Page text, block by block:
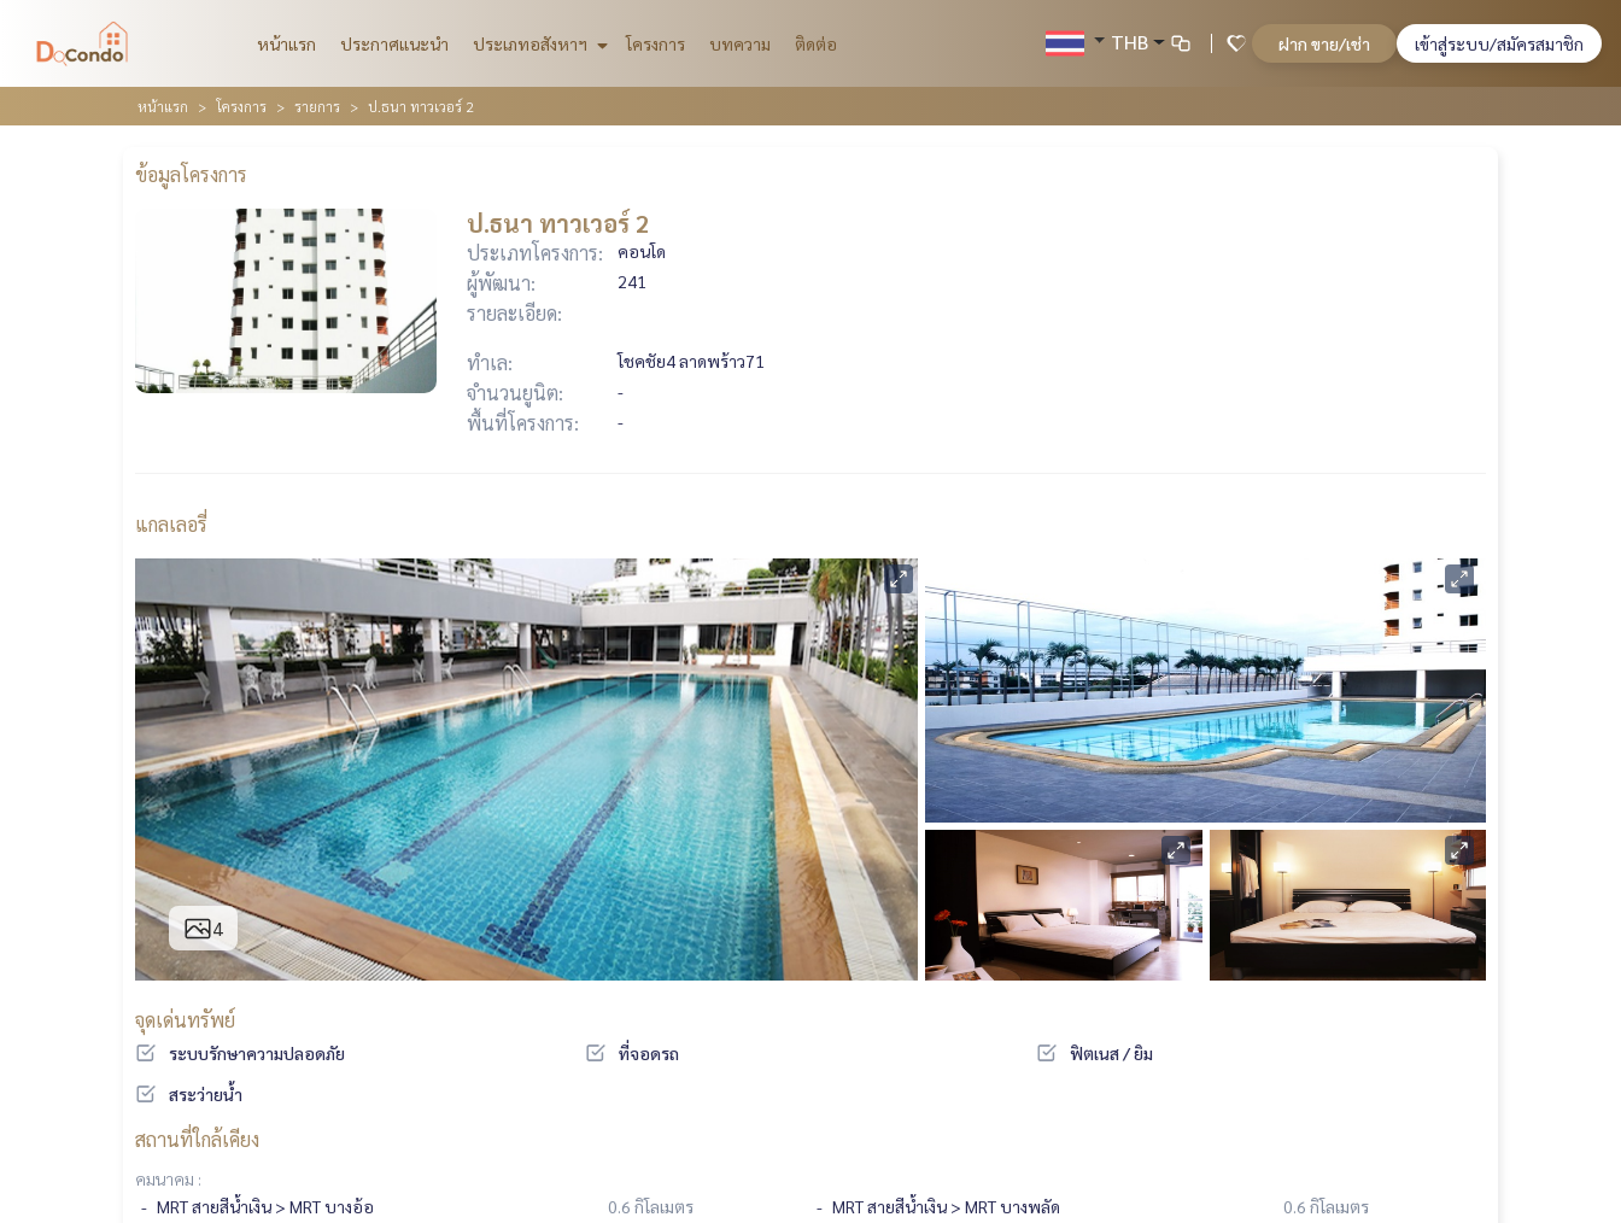
หน้าแรก ประกาศแนะนำ ประเภทอสังหาฯ โครงการ บทความ ติดต่อ THB ฝาก ขาย/เช่า เข้าสู่ระบบ/สมัครสมาชิก
หน้าแรก โครงการ รายการ ป.ธนา ทาวเวอร์ 2
ข้อมูลโครงการ
ป.ธนา ทาวเวอร์ 2
ประเภทโครงการ: คอนโด
ผู้พัฒนา: 241
รายละเอียด:
ทำเล:
โชคชัย4 ลาดพร้าว71
จำนวนยูนิต: -
พื้นที่โครงการ: -
แกลเลอรี่
4
จุดเด่นทรัพย์
ระบบรักษาความปลอดภัย ที่จอดรถ
ฟิตเนส / ยิม
สระว่ายน้ำ
สถานที่ใกล้เคียง
คมนาคม :
MRT สายสีน้ำเงิน > MRT บางอ้อ
0.6 กิโลเมตร MRT สายสีน้ำเงิน > MRT บางพลัด
0.6 กิโลเมตร